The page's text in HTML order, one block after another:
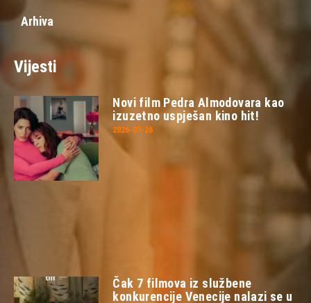
Arhiva
Vijesti
Novi film Pedra Almodovara kao
izuzetno uspješan kino hit!
2026-07-26
Čak 7 filmova iz službene
konkurencije Venecije nalazi se u